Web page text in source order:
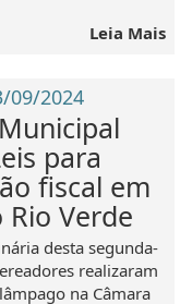
Leia Mais
09/2024
para
fiscal em
Rio Verde
desta segunda-
realizaram
na Câmara